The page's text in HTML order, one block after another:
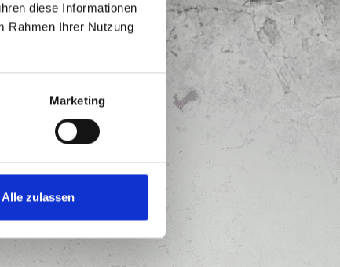
diese Informationen
Rahmen Ihrer Nutzung
Marketing
Alle zulassen